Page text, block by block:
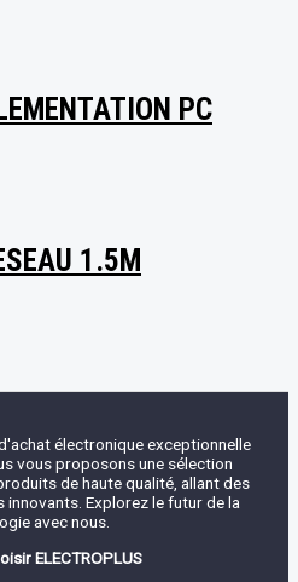
PC
1.5M
électronique exceptionnelle
vous proposons une sélection
de haute qualité, allant des
Explorez le futur de la
avec nous.
ELECTROPLUS